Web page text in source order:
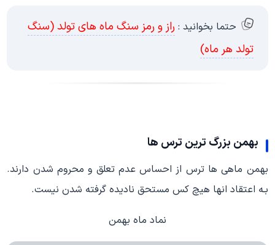
حتما بخوانید : راز و رمز سنگ ماه های تولد (سنگ
تولد هر ماه)
بهمن بزرگ ترین ترس ها
بهمن ماهی ها ترس از احساس عدم تعلق و محروم شدن دارند.
بـه اعتقاد انها هیچ کس مستحق نادیده گرفته شدن نیست.
نماد ماه بهمن